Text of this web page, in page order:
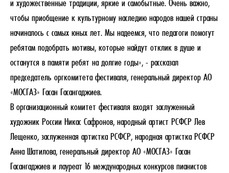
и художественные традиции, яркие и самобытные. Очень важно,
чтобы приобщение к культурному наследию народов нашей страны
начиналось с самых юных лет. Мы надеемся, что педагоги помогут
ребятам подобрать мотивы, которые найдут отклик в душе и
останутся в памяти ребят на долгие годы», - рассказал
председатель оргкомитета фестиваля, генеральный директор АО
«МОСГАЗ» Гасан Гасангаджиев.
В организационный комитет фестиваля входят заслуженный
художник России Никас Сафронов, народный артист РСФСР Лев
Лещенко, заслуженная артистка РСФСР, народная артистка РСФСР
Анна Шатилова, генеральный директор АО «МОСГАЗ» Гасан
Гасангаджиев и лауреат 16 международных конкурсов пианистов